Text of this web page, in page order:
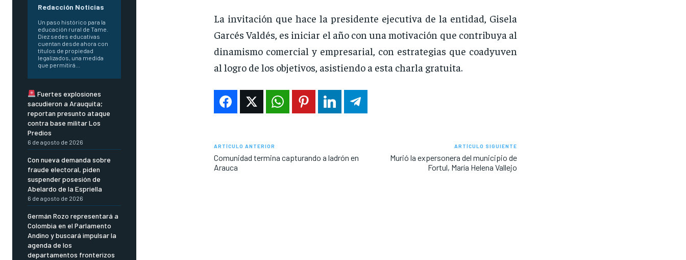
Redacción Noticias
Un paso histórico para la
educación rural de Tame.
Diez sedes educativas
cuentan desde ahora con
títulos de propiedad
legalizados, una medida
que permitirá...
Fuertes explosiones
sacudieron a Arauquita;
reportan presunto ataque
contra base militar Los
Predios
6 de agosto de 2026
Con nueva demanda sobre
fraude electoral, piden
suspender posesión de
Abelardo de la Espriella
6 de agosto de 2026
Germán Rozo representará a
Colombia en el Parlamento
Andino y buscará impulsar la
agenda de los
departamentos fronterizos
La invitación que hace la presidente ejecutiva de la entidad, Gisela
Garcés Valdés, es iniciar el año con una motivación que contribuya al
dinamismo comercial y empresarial, con estrategias que coadyuven
al logro de los objetivos, asistiendo a esta charla gratuita.
ARTÍCULO ANTERIOR
Comunidad termina capturando a ladrón en
Arauca
ARTÍCULO SIGUIENTE
Murió la expersonera del municipio de
Fortul, María Helena Vallejo